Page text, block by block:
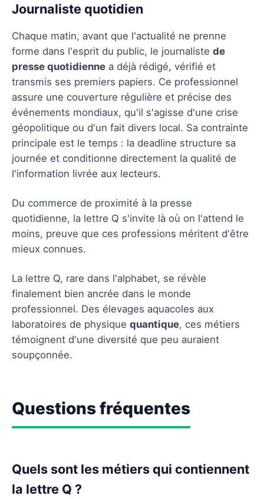
Journaliste quotidien
Chaque matin, avant que l'actualité ne prenne
forme dans l'esprit du public, le journaliste de
presse quotidienne a déjà rédigé, vérifié et
transmis ses premiers papiers. Ce professionnel
assure une couverture régulière et précise des
événements mondiaux, qu'il s'agisse d'une crise
géopolitique ou d'un fait divers local. Sa contrainte
principale est le temps : la deadline structure sa
journée et conditionne directement la qualité de
l'information livrée aux lecteurs.
Du commerce de proximité à la presse
quotidienne, la lettre Q s'invite là où on l'attend le
moins, preuve que ces professions méritent d'être
mieux connues.
La lettre Q, rare dans l'alphabet, se révèle
finalement bien ancrée dans le monde
professionnel. Des élevages aquacoles aux
laboratoires de physique quantique, ces métiers
témoignent d'une diversité que peu auraient
soupçonnée.
Questions fréquentes
Quels sont les métiers qui contiennent
la lettre Q ?